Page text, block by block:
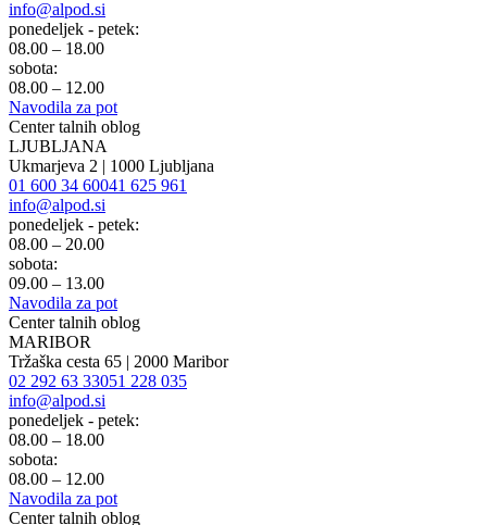
info@alpod.si
ponedeljek - petek:
08.00 – 18.00
sobota:
08.00 – 12.00
Navodila za pot
Center talnih oblog
LJUBLJANA
Ukmarjeva 2 | 1000 Ljubljana
01 600 34 60041 625 961
info@alpod.si
ponedeljek - petek:
08.00 – 20.00
sobota:
09.00 – 13.00
Navodila za pot
Center talnih oblog
MARIBOR
Tržaška cesta 65 | 2000 Maribor
02 292 63 33051 228 035
info@alpod.si
ponedeljek - petek:
08.00 – 18.00
sobota:
08.00 – 12.00
Navodila za pot
Center talnih oblog